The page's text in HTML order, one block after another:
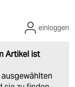
Artikel ist
einloggen